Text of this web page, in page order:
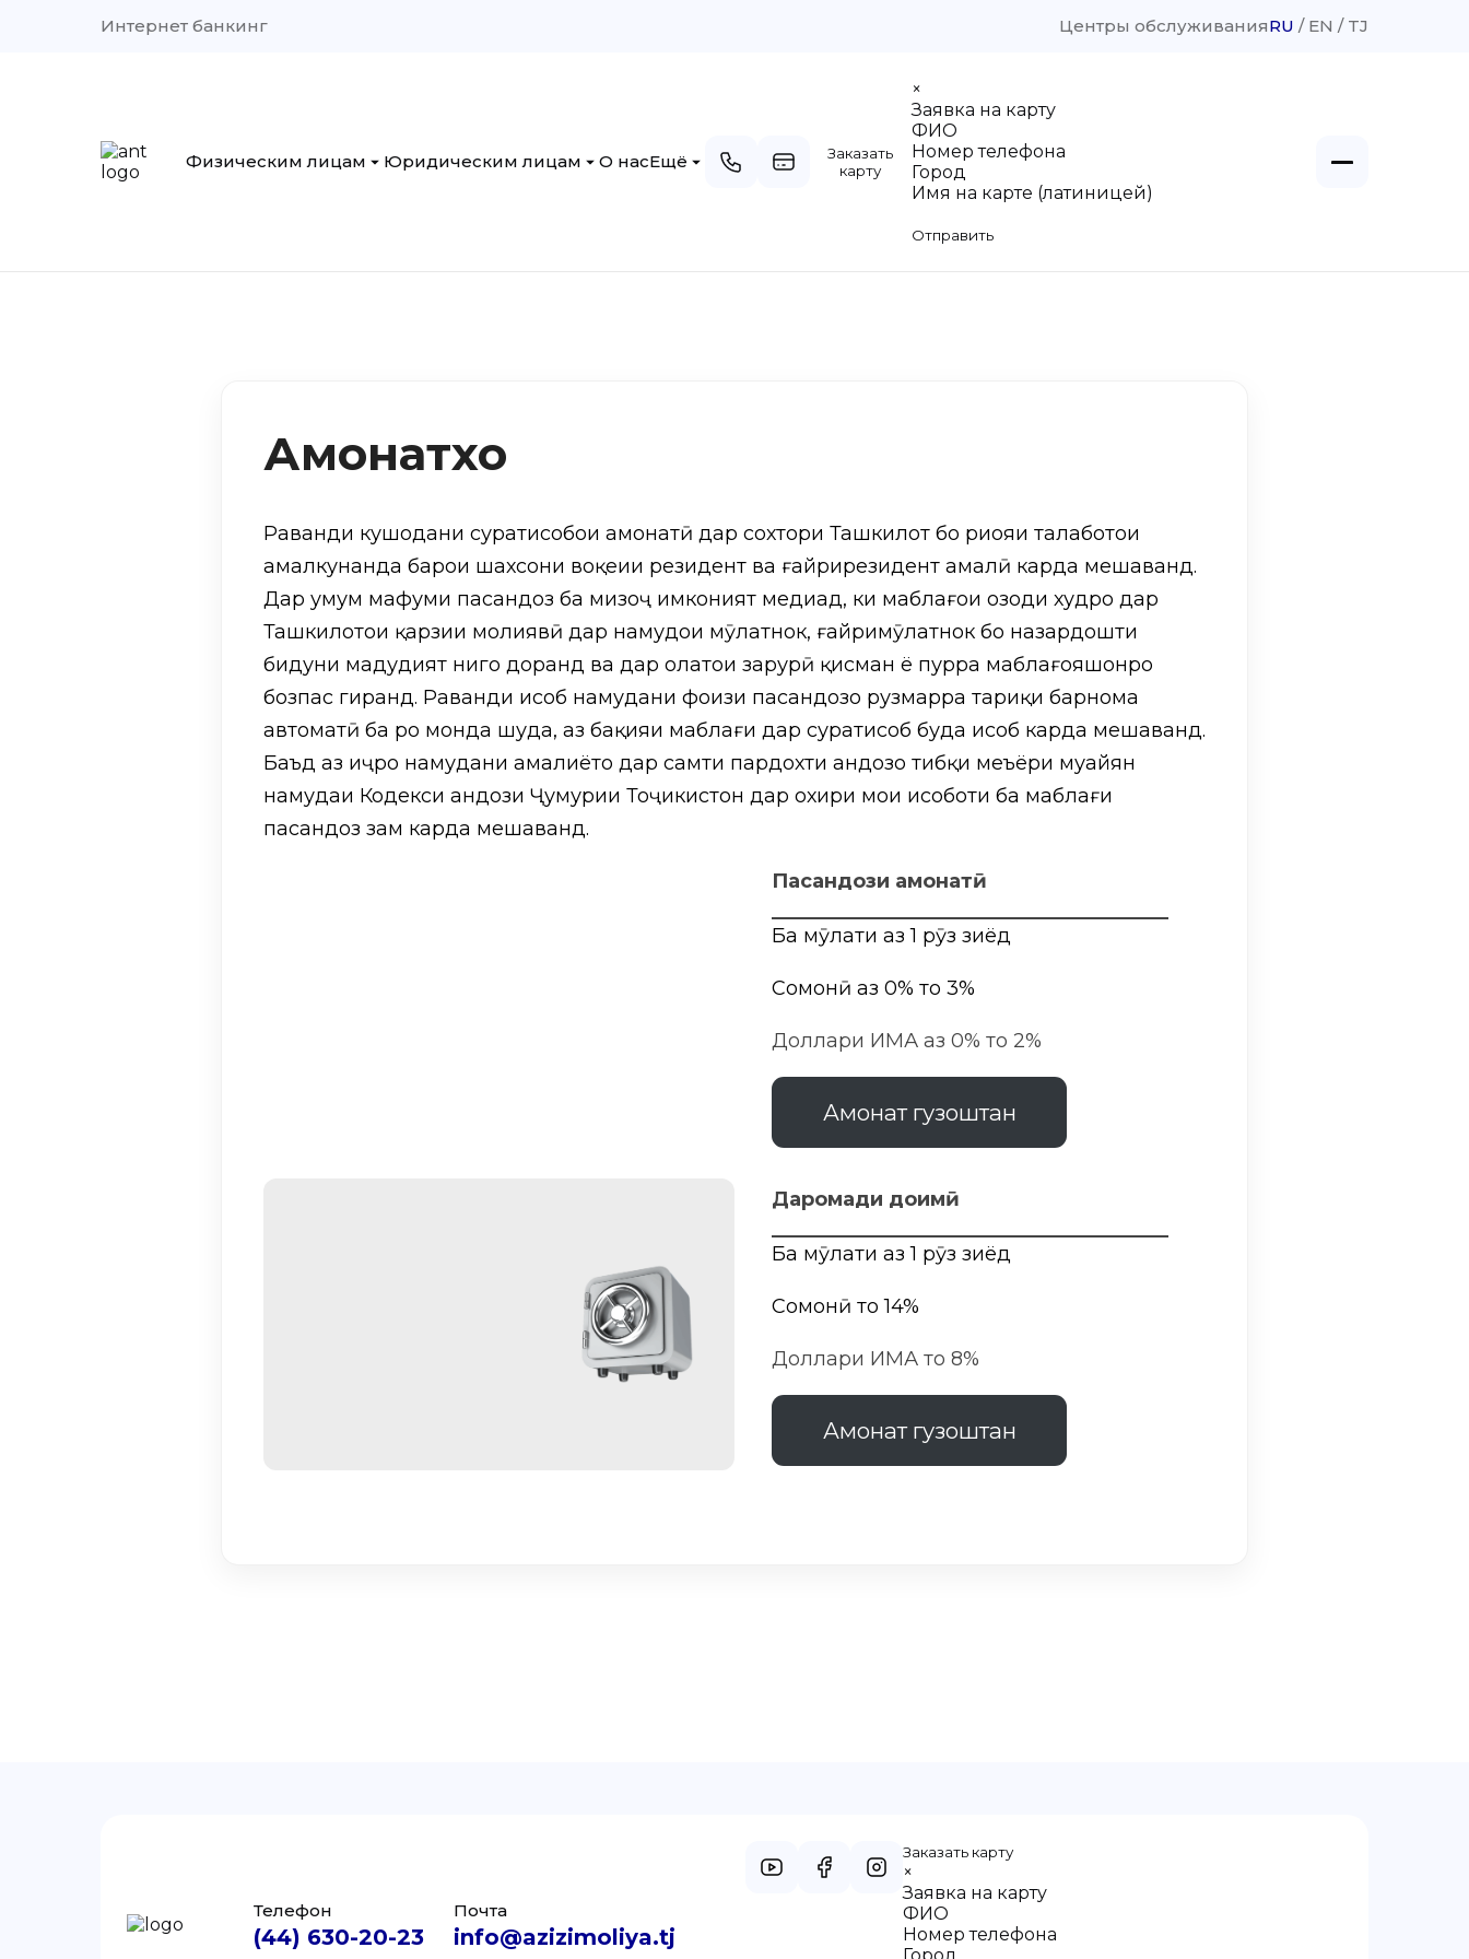
Интернет банкинг Центры обслуживанияRU EN TJ
Физическим лицам Юридическим лицам О насЕщё
Заказать
карту
×
Заявка на карту
ФИО
Номер телефона
Город
Имя на карте (латиницей)
Отправить
Амонатхо
Раванди кушодани суратҳисобҳои амонатӣ дар сохтори Ташкилот бо риояи талаботҳои
амалкунанда барои шахсони воқеии резидент ва ғайрирезидент амалӣ карда мешаванд.
Дар умум мафҳуми пасандоз ба мизоҷ имконият медиҳад, ки маблағҳои озоди худро дар
Ташкилотҳои қарзии молиявӣ дар намудҳои мӯҳлатнок, ғайримӯҳлатнок бо назардошти
бидуни маҳдудият нигоҳ доранд ва дар ҳолатҳои зарурӣ қисман ё пурра маблағҳояшонро
бозпас гиранд. Раванди ҳисоб намудани фоизи пасандозҳо рузмарра тариқи барнома
автоматӣ ба роҳ монда шуда, аз бақияи маблағи дар суратҳисоб буда ҳисоб карда мешаванд.
Баъд аз иҷро намудани амалиётҳо дар самти пардохти андозҳо тибқи меъёри муайян
намудаи Кодекси андози Ҷумҳурии Тоҷикистон дар охири моҳи ҳисоботи ба маблағи
пасандоз зам карда мешаванд.
Пасандози амонатӣ.
Ба мӯҳлати аз 1 рӯз зиёд
Сомонӣ аз 0% то 3%
Доллари ИМА аз 0% то 2%
Амонат гузоштан
Даромади доимӣ
Ба мӯҳлати аз 1 рӯз зиёд
Сомонӣ то 14%
Доллари ИМА то 8%
Амонат гузоштан
Телефон
(44) 630-20-23
Почта
info@azizimoliya.tj
Заказать карту
×
Заявка на карту
ФИО
Номер телефона